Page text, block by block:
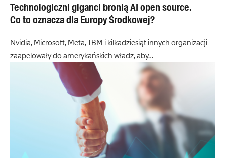
Technologiczni giganci bronią AI open source.
Co to oznacza dla Europy Środkowej?
Nvidia, Microsoft, Meta, IBM i kilkadziesiąt innych organizacji
zaapelowały do amerykańskich władz, aby…